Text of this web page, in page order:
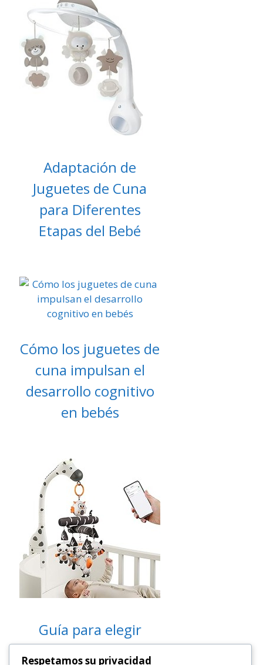
Adaptación de
Juguetes de Cuna
para Diferentes
Etapas del Bebé
Cómo los juguetes de
cuna impulsan el
desarrollo cognitivo
en bebés
Guía para elegir
juguetes seguros
Respetamos su privacidad